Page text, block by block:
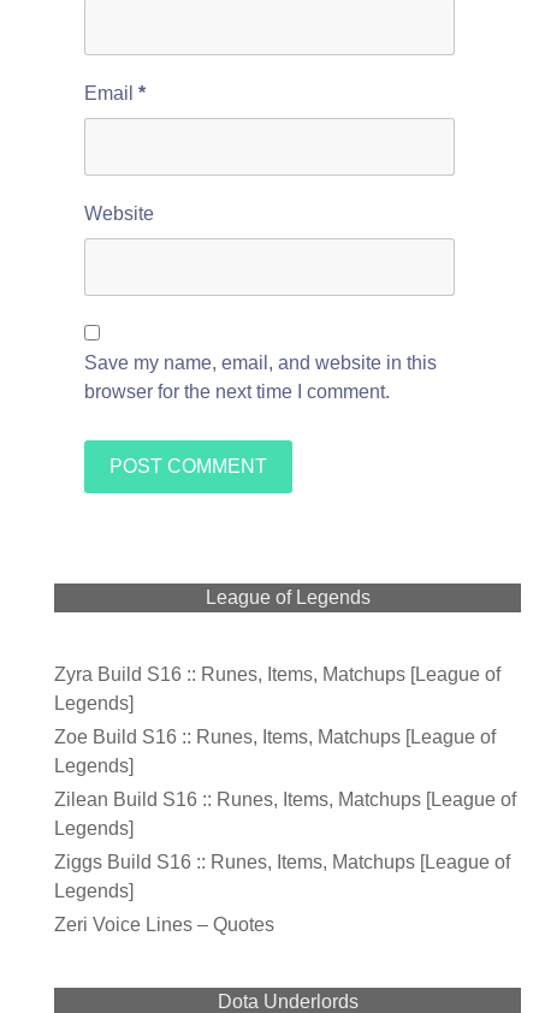
Email *
Website
Save my name, email, and website in this
browser for the next time I comment.
League of Legends
Zyra Build S16 :: Runes, Items, Matchups [League of
Legends]
Zoe Build S16 :: Runes, Items, Matchups [League of
Legends]
Zilean Build S16 :: Runes, Items, Matchups [League of
Legends]
Ziggs Build S16 :: Runes, Items, Matchups [League of
Legends]
Zeri Voice Lines – Quotes
Dota Underlords